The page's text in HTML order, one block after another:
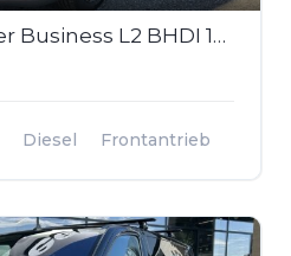
PEUGEOT Traveller Business L2 BHDI 180 EAT8
Diesel Frontantrieb